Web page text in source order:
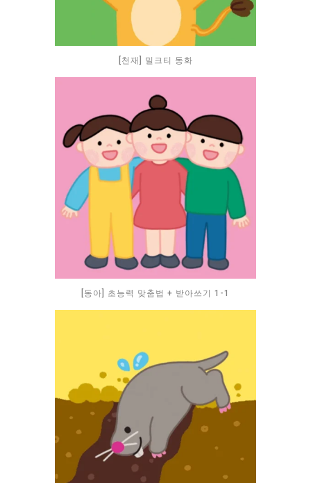
[천재] 밀크티 동화
[동아] 초능력 맞춤법 + 받아쓰기 1-1